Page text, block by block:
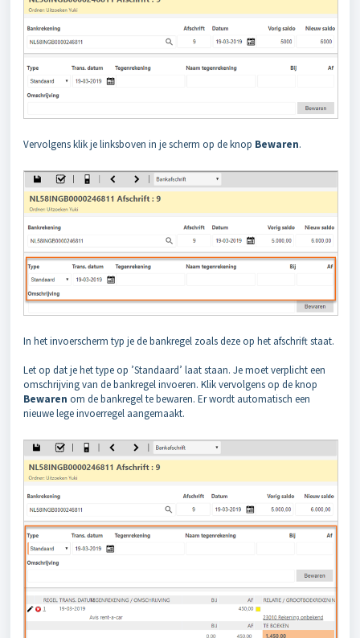
Vervolgens klik je linksboven in je scherm op de knop Bewaren.
In het invoerscherm typ je de bankregel zoals deze op het afschrift staat.
Let op dat je het type op ’Standaard’ laat staan. Je moet verplicht een
omschrijving van de bankregel invoeren. Klik vervolgens op de knop
Bewaren om de bankregel te bewaren. Er wordt automatisch een
nieuwe lege invoerregel aangemaakt.